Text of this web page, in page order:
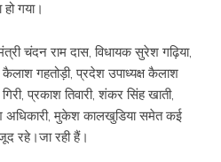
गया।
चंदन राम दास, विधायक सुरेश गढ़िया,
कैलाश गहतोड़ी, प्रदेश उपाध्यक्ष कैलाश
प्रकाश तिवारी, शंकर सिंह खाती,
अधिकारी, मुकेश कालखुडिया समेत कई
रहे।जा रही हैं।